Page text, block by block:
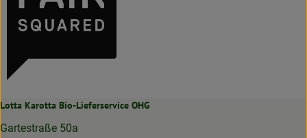
Lotta Karotta Bio-Lieferservice OHG
Gartestraße 50a